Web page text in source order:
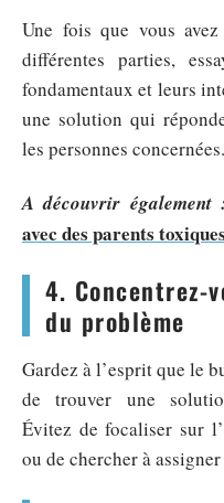
Une fois que vous
différentes parties,
fondamentaux et leurs
une solution qui
les personnes concernées.
A découvrir également
avec des parents toxiques
4. Concentrez-
du problème
Gardez à l’esprit que le
de trouver une
Évitez de focaliser sur
ou de chercher à